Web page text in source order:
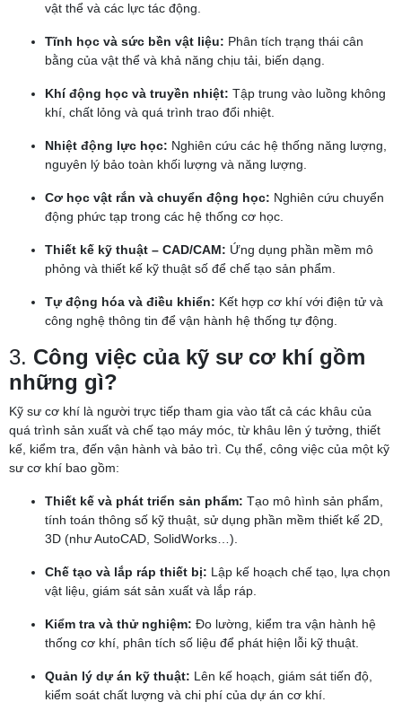
vật thể và các lực tác động.
Tĩnh học và sức bền vật liệu: Phân tích trạng thái cân
bằng của vật thể và khả năng chịu tải, biến dạng.
Khí động học và truyền nhiệt: Tập trung vào luồng không
khí, chất lỏng và quá trình trao đổi nhiệt.
Nhiệt động lực học: Nghiên cứu các hệ thống năng lượng,
nguyên lý bảo toàn khối lượng và năng lượng.
Cơ học vật rắn và chuyển động học: Nghiên cứu chuyển
động phức tạp trong các hệ thống cơ học.
Thiết kế kỹ thuật – CAD/CAM: Ứng dụng phần mềm mô
phỏng và thiết kế kỹ thuật số để chế tạo sản phẩm.
Tự động hóa và điều khiển: Kết hợp cơ khí với điện tử và
công nghệ thông tin để vận hành hệ thống tự động.
3. Công việc của kỹ sư cơ khí gồm
những gì?
Kỹ sư cơ khí là người trực tiếp tham gia vào tất cả các khâu của
quá trình sản xuất và chế tạo máy móc, từ khâu lên ý tưởng, thiết
kế, kiểm tra, đến vận hành và bảo trì. Cụ thể, công việc của một kỹ
sư cơ khí bao gồm:
Thiết kế và phát triển sản phẩm: Tạo mô hình sản phẩm,
tính toán thông số kỹ thuật, sử dụng phần mềm thiết kế 2D,
3D (như AutoCAD, SolidWorks…).
Chế tạo và lắp ráp thiết bị: Lập kế hoạch chế tạo, lựa chọn
vật liệu, giám sát sản xuất và lắp ráp.
Kiểm tra và thử nghiệm: Đo lường, kiểm tra vận hành hệ
thống cơ khí, phân tích số liệu để phát hiện lỗi kỹ thuật.
Quản lý dự án kỹ thuật: Lên kế hoạch, giám sát tiến độ,
kiểm soát chất lượng và chi phí của dự án cơ khí.